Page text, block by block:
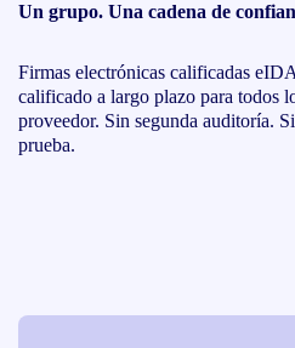
Un grupo. Una cadena de
Firmas electrónicas calificadas
calificado a largo plazo para todos
proveedor. Sin segunda auditoría.
prueba.